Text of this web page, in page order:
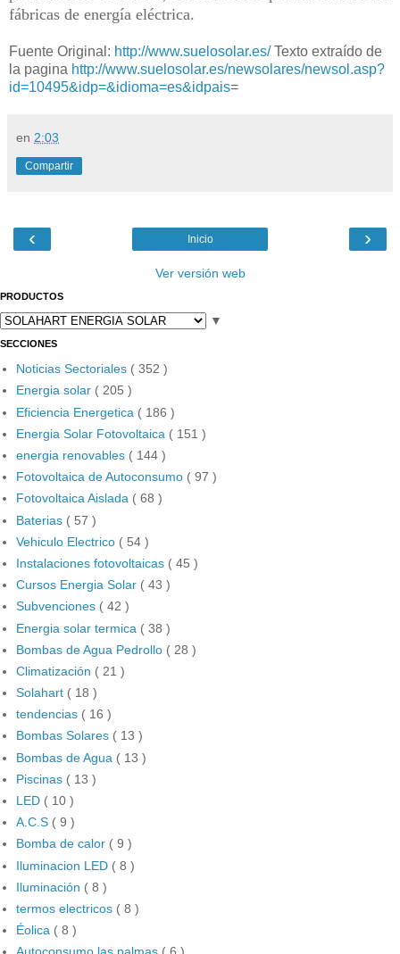
fábricas de energía eléctrica.
Fuente Original: http://www.suelosolar.es/Texto extraído de
la pagina http://www.suelosolar.es/newsolares/newsol.asp?
id=10495&idp=&idioma=es&idpais=
en 2:03
Compartir
‹ ›
Inicio
Ver versión web
PRODUCTOS
▼
SECCIONES
Noticias Sectoriales ( 352 )
Energia solar ( 205 )
Eficiencia Energetica ( 186 )
Energia Solar Fotovoltaica ( 151 )
energia renovables ( 144 )
Fotovoltaica de Autoconsumo ( 97 )
Fotovoltaica Aislada ( 68 )
Baterias ( 57 )
Vehiculo Electrico ( 54 )
Instalaciones fotovoltaicas ( 45 )
Cursos Energia Solar ( 43 )
Subvenciones ( 42 )
Energia solar termica ( 38 )
Bombas de Agua Pedrollo ( 28 )
Climatización ( 21 )
Solahart ( 18 )
tendencias ( 16 )
Bombas Solares ( 13 )
Bombas de Agua ( 13 )
Piscinas ( 13 )
LED ( 10 )
A.C.S ( 9 )
Bomba de calor ( 9 )
Iluminacion LED ( 8 )
Iluminación ( 8 )
termos electricos ( 8 )
Éolica ( 8 )